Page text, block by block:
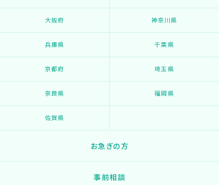
大阪府 神奈川県
兵庫県 千葉県
京都府 埼玉県
奈良県 福岡県
佐賀県
お急ぎの方
事前相談